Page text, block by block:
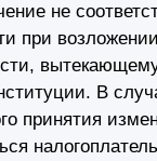
не
при возложении
В
принятия